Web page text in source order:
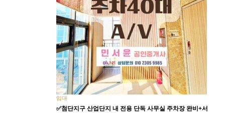
임대
✅첨단지구 산업단지 내 전용 단독 사무실 주차장 완비+서